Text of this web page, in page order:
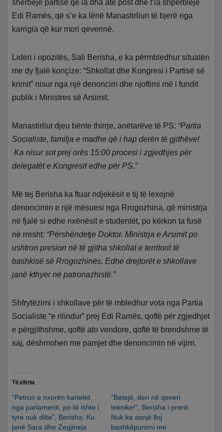
shërbejë partisë që ia dha atë post dhe t’ia shpërblejë
Edi Ramës, që s’e ka lënë Manastirliun të bjerë nga
karrigia që kur mori qeverinë.
Lideri i opozitës, Sali Berisha, e ka përmbledhur situatën
me dy fjalë konçize: “Shkollat dhe Kongresi i Partisë së
krimit” nisur nga një denoncim dhe njoftimi më i fundit
publik i Ministres së Arsimit.
Manastirliut djeu bënte thirrje, anëtarëve të PS: “Partia
Socialiste, familja e madhe që i hap derën të gjithëve!
Ka nisur sot prej orës 15:00 procesi i zgjedhjes për
delegatët e Kongresit edhe për PS.”
Më tej Berisha ka ftuar ndjekësit e tij të lexojnë
denoncimin e një mësuesi nga Rrogozhina, që ministrja
në fjalë si edhe nxënësit e studentët, po kërkon ta fusë
në rresht: “Përshëndetje Doktor. Ministrja e Arsimit po
ushtron presion në të gjitha shkollat e territorit të
bashkisë së Rrogozhinës. Edhe drejtorët e shkollave
janë kthyer në patronazhistë.”
Shfrytëzimi i shkollave për të mbledhur vota nga Partia
Socialiste “e rilindur” prej Edi Ramës, qoftë për zgjedhjet
e përgjithshme, qoftë ato vendore, qoftë të brendshme të
saj, dëshmohen me pamjet dhe denoncimin në vijim.
Të afërta
“Petron e nxorën kartelet
nga parlamenti, po të ishte i
tyre nuk dilte”, Berisha: Ku
janë Sara dhe Zegjineja
“Betejë, deri në qeveri
teknike!”, Berisha i prerë:
Nuk ka asnjë lloj
bashkëpunimi me